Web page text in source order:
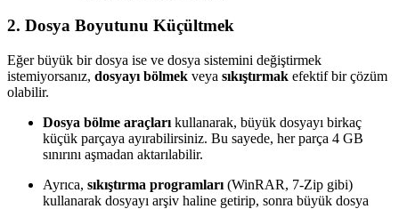
2. Dosya Boyutunu Küçültmek
Eğer büyük bir dosya ise ve dosya sistemini değiştirmek
istemiyorsanız, dosyayı bölmek veya sıkıştırmak efektif bir çözüm
olabilir.
Dosya bölme araçları kullanarak, büyük dosyayı birkaç
küçük parçaya ayırabilirsiniz. Bu sayede, her parça 4 GB
sınırını aşmadan aktarılabilir.
Ayrıca, sıkıştırma programları (WinRAR, 7-Zip gibi)
kullanarak dosyayı arşiv haline getirip, sonra büyük dosya